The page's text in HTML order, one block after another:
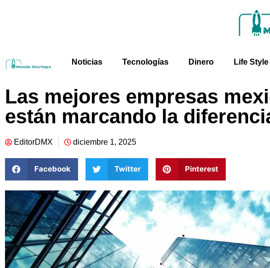
Noticias Tecnologías Dinero Life Style
Las mejores empresas
están marcando la
EditorDMX diciembre 1, 2025
Facebook Twitter Pinterest